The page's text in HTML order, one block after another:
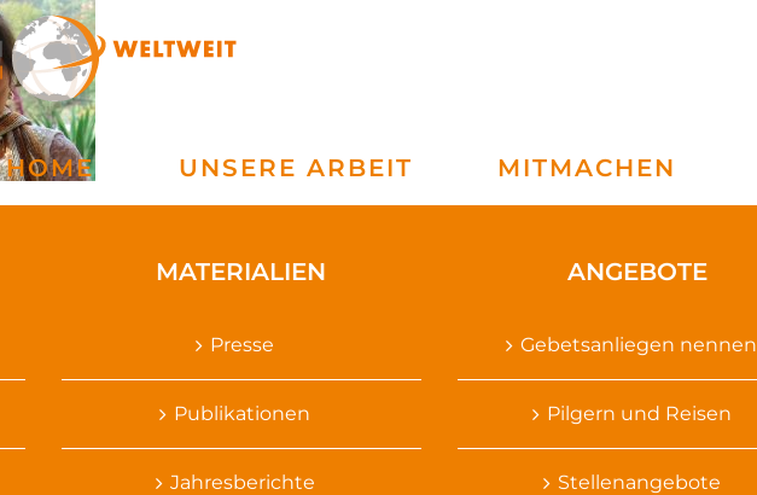
HOME UNSERE ARBEIT MITMACHEN
MATERIALIEN
Presse
Publikationen
Jahresberichte
ANGEBOTE
Gebetsanliegen nennen
Pilgern und Reisen
Stellenangebote